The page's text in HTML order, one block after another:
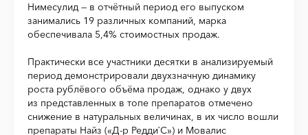
Нимесулид — в отчётный период его выпуском
занимались 19 различных компаний, марка
обеспечивала 5,4% стоимостных продаж.
Практически все участники десятки в анализируемый
период демонстрировали двухзначную динамику
роста рублёвого объёма продаж, однако у двух
из представленных в топе препаратов отмечено
снижение в натуральных величинах, в их число вошли
препараты Найз («Д-р Редди`С») и Мовалис